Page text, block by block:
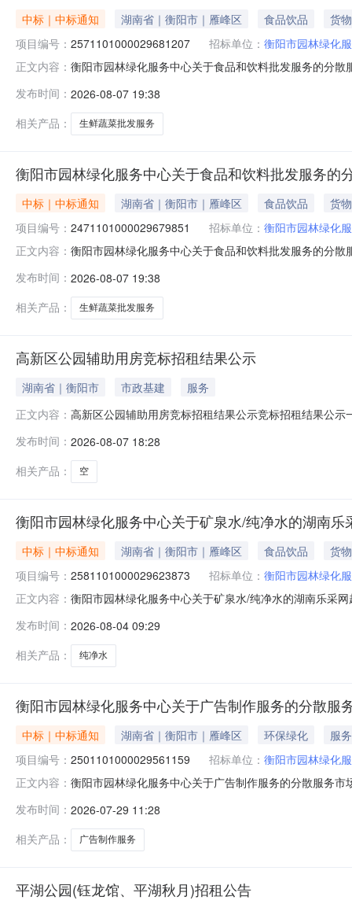
中标｜中标通知 湖南省｜衡阳市｜雁峰区 食品饮品
货物
项目编号： 2571101000029681207 招标单位： 衡阳市园林绿化
正文内容： 衡阳市园林绿化服务中心关于食品和饮料批发服务的分
报价起止时间：-二、采购单位信息采购单位名称：衡阳
发布时间： 2026-08-07 19:38
相关产品：
生鲜蔬菜批发服务
衡阳市园林绿化服务中心关于食品和饮料批发服务的
中标｜中标通知 湖南省｜衡阳市｜雁峰区 食品饮品
货物
项目编号： 2471101000029679851 招标单位： 衡阳市园林绿化
正文内容： 衡阳市园林绿化服务中心关于食品和饮料批发服务的分
报价起止时间：-二、采购单位信息采购单位名称：衡阳
发布时间： 2026-08-07 19:38
相关产品：
生鲜蔬菜批发服务
高新区公园辅助用房竞标招租结果公示
湖南省｜衡阳市 市政基建
服务
正文内容： 高新区公园辅助用房竞标招租结果公示竞标招租结果公
年租金成交价格（元）1平湖公园钰龙馆1805周中国
四、异议受
发布时间： 2026-08-07 18:28
相关产品：
空
衡阳市园林绿化服务中心关于矿泉水/纯净水的湖南
中标｜中标通知 湖南省｜衡阳市｜雁峰区 食品饮品
货物
项目编号： 2581101000029623873 招标单位： 衡阳市园林绿化
正文内容： 衡阳市园林绿化服务中心关于矿泉水/纯净水的湖南乐采
时间：-二、采购单位信息采购单位名称：衡阳市园林绿
发布时间： 2026-08-04 09:29
相关产品：
纯净水
衡阳市园林绿化服务中心关于广告制作服务的分散服
中标｜中标通知 湖南省｜衡阳市｜雁峰区 环保绿化
服务
项目编号： 2501101000029561159 招标单位： 衡阳市园林绿化
正文内容： 衡阳市园林绿化服务中心关于广告制作服务的分散服务
间：-二、采购单位信息采购单位名称：衡阳市园林绿化
发布时间： 2026-07-29 11:28
相关产品：
广告制作服务
平湖公园(钰龙馆、平湖秋月)招租公告